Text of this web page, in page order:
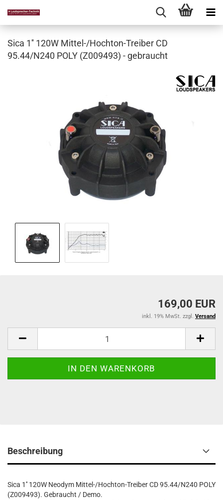
Sica 1'' 120W Mittel-/Hochton-Treiber CD
95.44/N240 POLY (Z009493) - gebraucht
169,00 EUR
inkl. 19% MwSt. zzgl. Versand
Beschreibung
Sica 1'' 120W Neodym Mittel-/Hochton-Treiber CD 95.44/N240 POLY
(Z009493). Gebraucht / Demo.